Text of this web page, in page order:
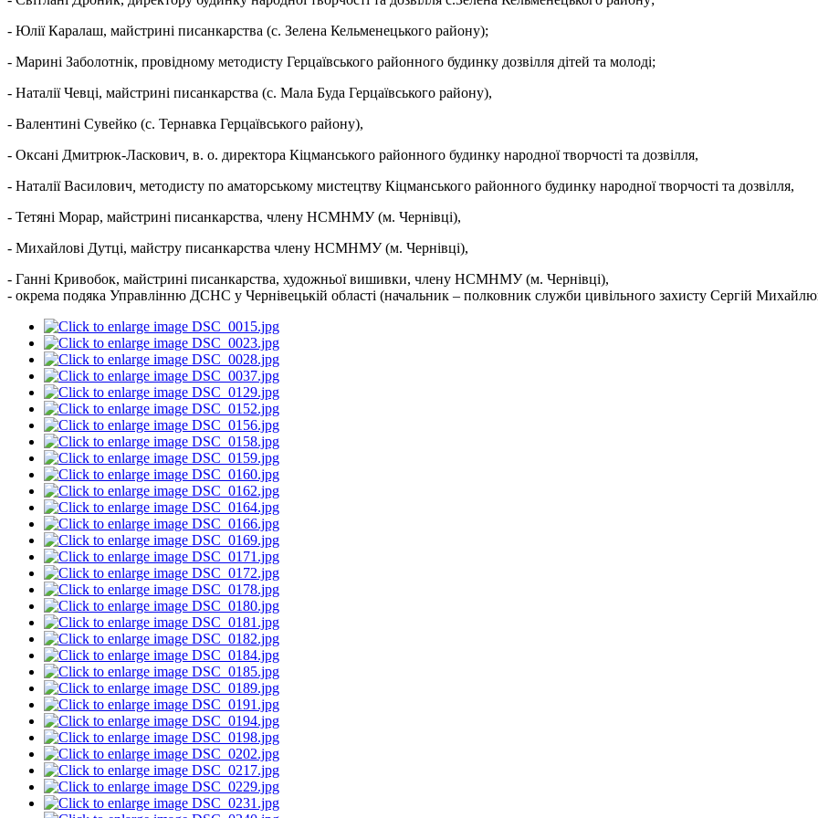
‑ Юлії Каралаш, майстрині писанкарства (с. Зелена Кельменецького району);
- Марині Заболотнік, провідному методисту Герцаївського районного будинку дозвілля дітей та молоді;
- Наталії Чевці, майстрині писанкарства (с. Мала Буда Герцаївського району),
- Валентині Сувейко (с. Тернавка Герцаївського району),
- Оксані Дмитрюк-Ласкович в. о. директора Кіцманського районного будинку народної творчості та дозвілля,
- Наталії Василович методисту по аматорському мистецтву Кіцманського районного будинку народної творчості та дозвілля,
- Тетяні Морар, майстрині писанкарства, члену НСМНМУ (м. Чернівці),
- Михайлові Дутці, майстру писанкарства члену НСМНМУ (м. Чернівці),
- Ганні Кривобок, майстрині писанкарства, художньої вишивки, члену НСМНМУ (м. Чернівці),
- окрема подяка Управлінню ДСНС у Чернівецькій області (начальник – полковник служби цивільного захисту Сергій